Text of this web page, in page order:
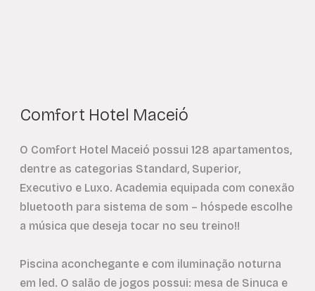
Comfort Hotel Maceió
O Comfort Hotel Maceió possui 128 apartamentos,
dentre as categorias Standard, Superior,
Executivo e Luxo. Academia equipada com conexão
bluetooth para sistema de som – hóspede escolhe
a música que deseja tocar no seu treino!!
Piscina aconchegante e com iluminação noturna
em led. O salão de jogos possui: mesa de Sinuca e